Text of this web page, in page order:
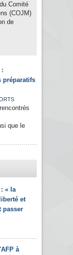
Comité
(COJM)
de
:
préparatifs
que le
« la
et
passer
à